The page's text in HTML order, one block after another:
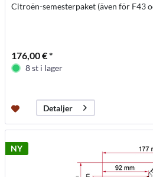
Citroën-semesterpaket (även för F43
176,00 € *
8 st i lager
Detaljer
NY